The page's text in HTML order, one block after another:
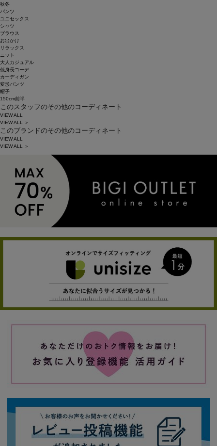
秋冬
パンツ
ユニセックス
シャツ
ブラウス
お出かけ
リラックス
ニット
大人カジュアル
低身長コーデ
カーディガン
変形パンツ
帽子
150cm前半
このスタッフのその他のコーディネート
VIEW ALL
VIEW ALL ＞
このブランドのその他のコーディネート
VIEW ALL
VIEW ALL ＞